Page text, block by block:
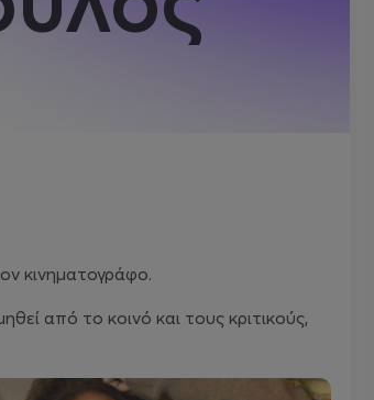
κινηματογράφο.
από το κοινό και τους κριτικούς,